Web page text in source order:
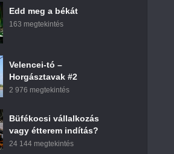
Edd meg a békát
163 megtekintés
Velencei-tó –
Horgásztavak #2
2 976 megtekintés
Büfékocsi vállalkozás
vagy étterem indítás?
24 144 megtekintés